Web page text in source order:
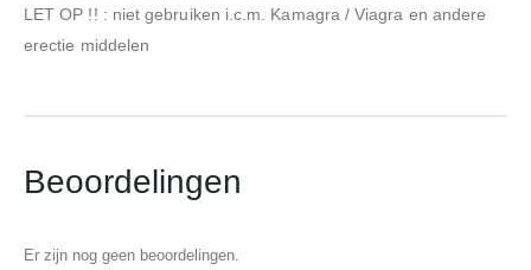
LET OP !! : niet gebruiken i.c.m. Kamagra / Viagra en andere
erectie middelen
Beoordelingen
Er zijn nog geen beoordelingen.